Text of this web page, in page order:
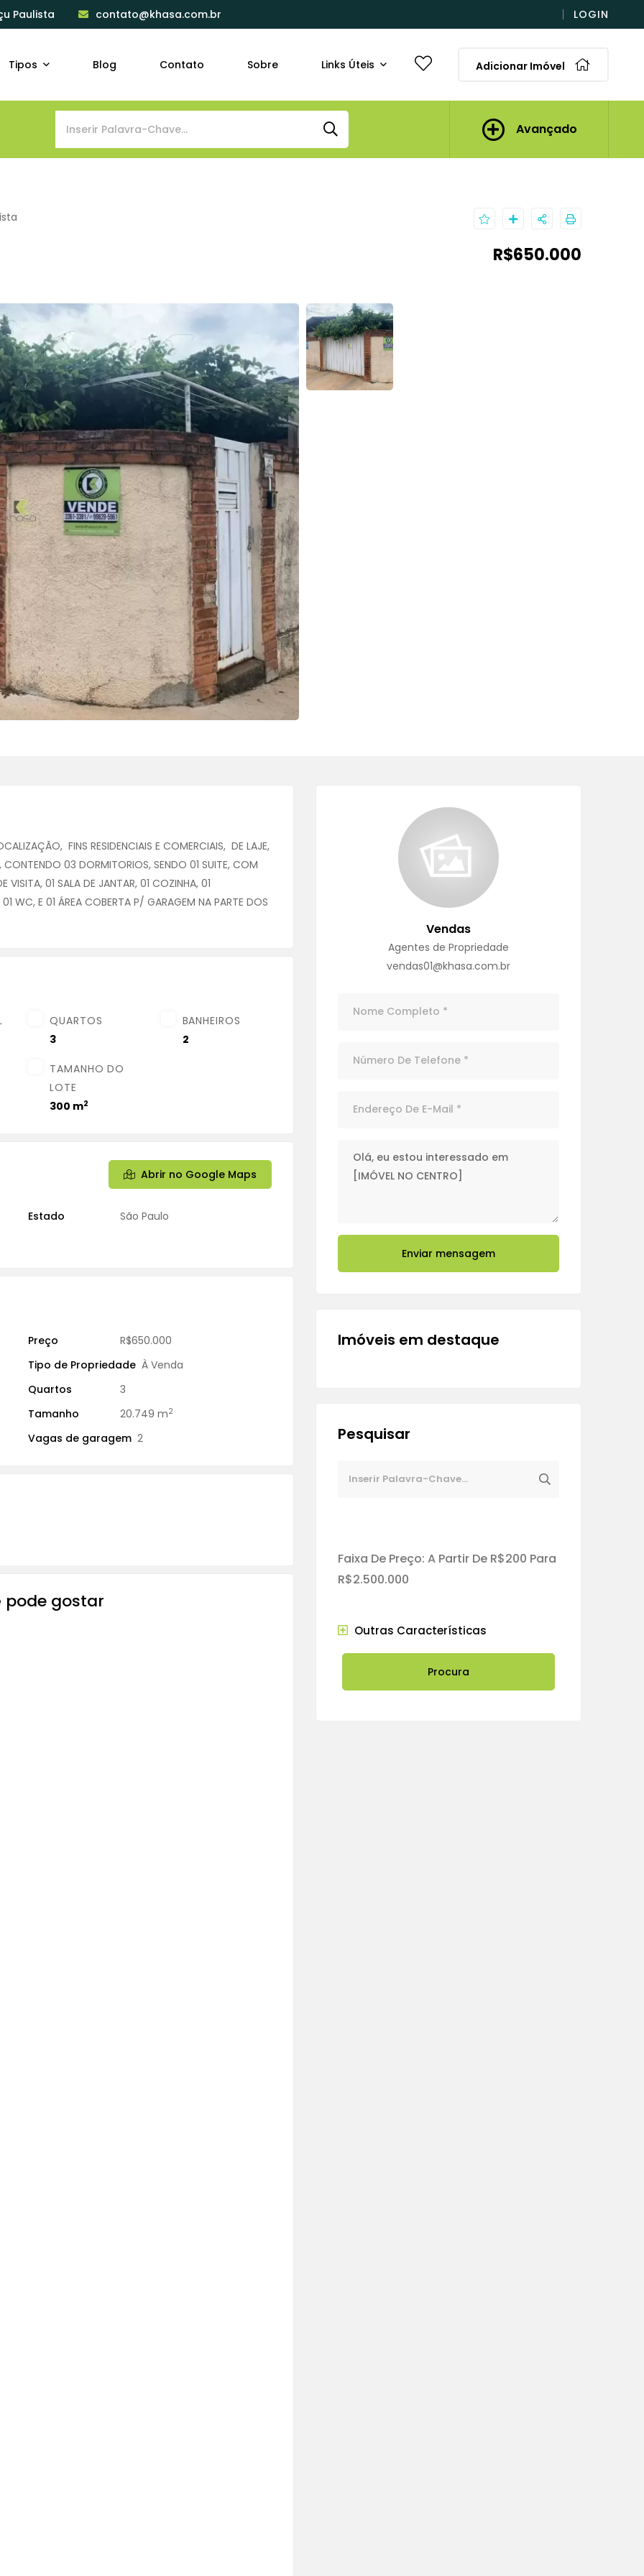
Paulista contato@khasa.com.br LOGIN
Tipos Blog Contato Sobre Links Úteis Adicionar Imóvel
Avançado
R$650.000
FINS RESIDENCIAIS E COMERCIAIS, DE LAJE,
03 DORMITORIOS, SENDO 01 SUITE, COM
VISITA, 01 SALA DE JANTAR, 01 COZINHA, 01
WC, E 01 ÁREA COBERTA P/ GARAGEM NA PARTE DOS
QUARTOS
3
BANHEIROS
2
TAMANHO DO
LOTE
300 m2
Abrir no Google Maps
Estado
São Paulo
Preço
R$650.000
Tipo de Propriedade À Venda
Quartos
3
Tamanho 20.749 m2
Vagas de garagem 2
pode gostar
Vendas
Agentes de Propriedade
vendas01@khasa.com.br
Enviar mensagem
Imóveis em destaque
Pesquisar
Faixa De Preço: A Partir De R$200 Para
R$2.500.000
Outras Características
Procura